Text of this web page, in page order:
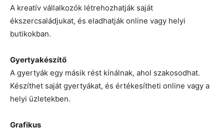
A kreatív vállalkozók létrehozhatják saját
ékszercsaládjukat, és eladhatják online vagy helyi
butikokban.
Gyertyakészítő
A gyertyák egy másik rést kínálnak, ahol szakosodhat.
Készíthet saját gyertyákat, és értékesítheti online vagy a
helyi üzletekben.
Grafikus